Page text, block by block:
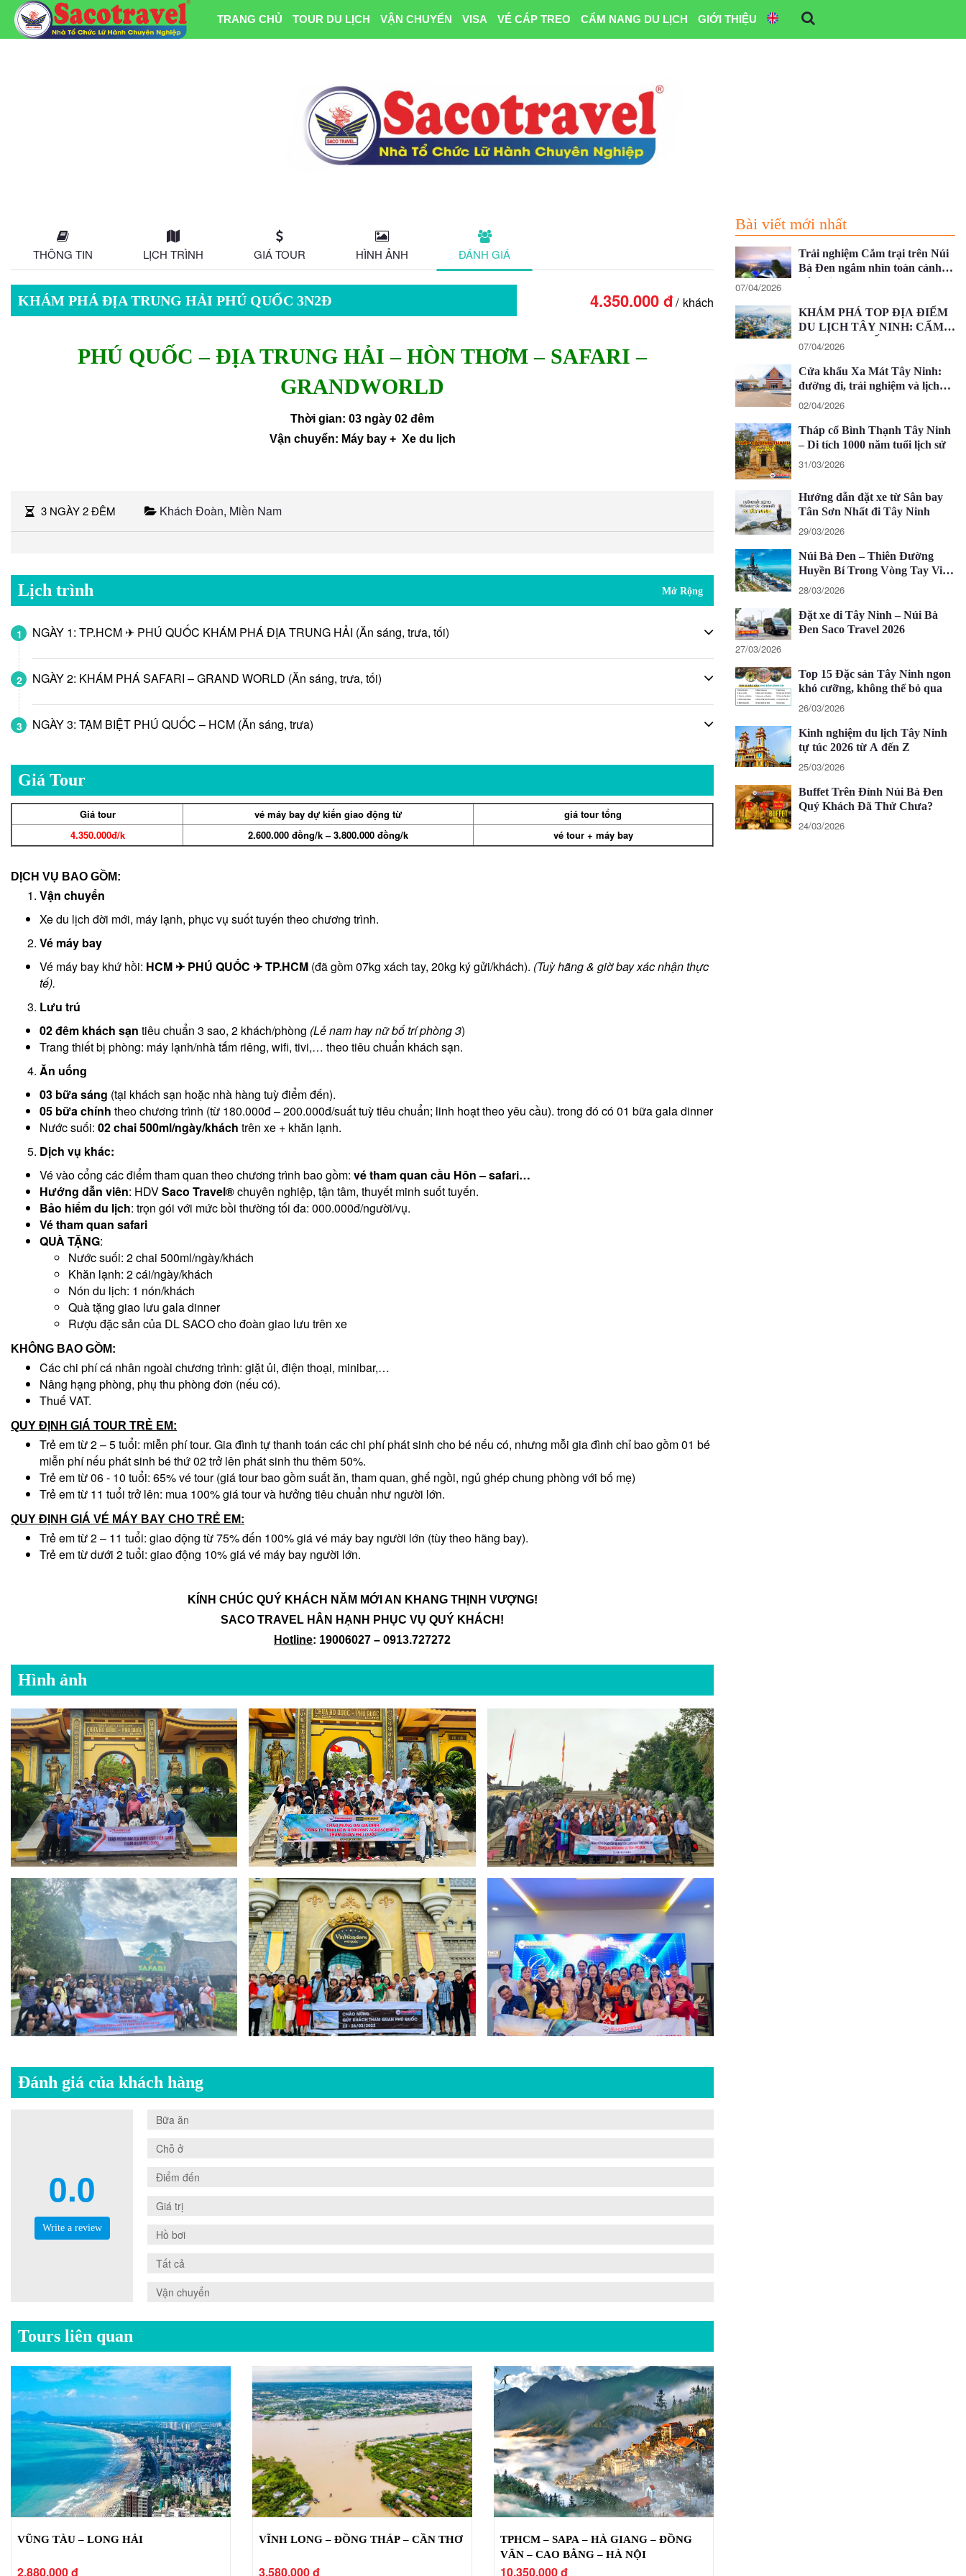
TRANG CHỦ TOUR DU LỊCH VẬN CHUYỂN VISA VÉ CÁP TREO CẨM NANG DU LỊCH GIỚI THIỆU
THÔNG TIN LỊCH TRÌNH GIÁ TOUR HÌNH ẢNH ĐÁNH GIÁ
KHÁM PHÁ ĐỊA TRUNG HẢI PHÚ QUỐC 3N2Đ 4.350.000 đ khách
PHÚ QUỐC – ĐỊA TRUNG HẢI – HÒN THƠM – SAFARI –
GRANDWORLD
Thời gian: 03 ngày 02 đêm
Vận chuyển: Máy bay + Xe du lịch
3 NGÀY 2 ĐÊM Khách Đoàn, Miền Nam
Lịch trình Mở Rộng
1 NGÀY 1: TP.HCM ✈ PHÚ QUỐC KHÁM PHÁ ĐỊA TRUNG HẢI (Ăn sáng, trưa, tối)
2 NGÀY 2: KHÁM PHÁ SAFARI – GRAND WORLD (Ăn sáng, trưa, tối)
3 NGÀY 3: TẠM BIỆT PHÚ QUỐC – HCM (Ăn sáng, trưa)
Giá Tour
Giá tour vé máy bay dự kiến giao động từ
giá tour tổng
4.350.000đ/k
2.600.000 đồng/k– 3.800.000 đồng/k vétour + máy bay
DỊCH VỤ BAO GỒM:
Vận chuyển
Xe du lịch đời mới, máy lạnh, phục vụ suốt tuyến theo chương trình.
Vé máy bay
Vé máy bay khứ hồi: HCM ✈ PHÚ QUỐC ✈ TP.HCM (đã gồm 07kg xách tay, 20kg ký gửi/khách). (Tuỳ hãng & giờ bay xác nhận thực
tế).
Lưu trú
02 đêm khách sạn tiêu chuẩn 3 sao, 2 khách/phòng (Lẻ nam hay nữ bố trí phòng 3)
Trang thiết bị phòng: máy lạnh/nhà tắm riêng, wifi, tivi,… theo tiêu chuẩn khách sạn.
Ăn uống
03 bữa sáng (tại khách sạn hoặc nhà hàng tuỳ điểm đến).
05 bữa chính theo chương trình (từ 180.000đ – 200.000đ/suất tuỳ tiêu chuẩn; linh hoạt theo yêu cầu). trong đó có 01 bữa gala dinner
Nước suối: 02 chai 500ml/ngày/khách trên xe + khăn lạnh.
Dịch vụ khác:
Vé vào cổng các điểm tham quan theo chương trình bao gồm: vé tham quan cầu Hôn – safari…
Hướng dẫn viên: HDVSaco Travel®chuyên nghiệp, tận tâm, thuyết minh suốt tuyến.
Bảo hiểm du lịch: trọn gói với mức bồi thường tối đa: 000.000đ/người/vụ.
Vétham quan safari
QUÀ TẶNG:
Nước suối: 2 chai 500ml/ngày/khách
Khăn lạnh: 2 cái/ngày/khách
Nón du lịch: 1 nón/khách
Quà tặng giao lưu gala dinner
Rượu đặc sản của DL SACO cho đoàn giao lưu trên xe
KHÔNG BAO GỒM:
Các chi phí cá nhân ngoài chương trình: giặt ủi, điện thoại, minibar,…
Nâng hạng phòng, phụ thu phòng đơn (nếu có).
Thuế VAT.
QUY ĐỊNH GIÁ TOUR TRẺ EM:
Trẻ em từ 2 – 5 tuổi: miễn phí tour. Gia đình tự thanh toán các chi phí phát sinh cho bé nếu có, nhưng mỗi gia đình chỉ bao gồm 01 bé
miễn phí nếu phát sinh bé thứ 02 trở lên phát sinh thu thêm 50%.
Trẻ em từ 06 - 10 tuổi: 65% vé tour (giá tour bao gồm suất ăn, tham quan, ghế ngồi, ngủ ghép chung phòng với bố mẹ)
Trẻ em từ 11 tuổi trở lên: mua 100% giá tour và hưởng tiêu chuẩn như người lớn.
QUY ĐỊNH GIÁ VÉ MÁY BAY CHO TRẺ EM:
Trẻ em từ 2 – 11 tuổi: giao động từ 75% đến 100% giá vé máy bay người lớn (tùy theo hãng bay).
Trẻ em từ dưới 2 tuổi: giao động 10% giá vé máy bay người lớn.
KÍNH CHÚC QUÝ KHÁCH NĂM MỚI AN KHANG THỊNH VƯỢNG!
SACO TRAVEL HÂN HẠNH PHỤC VỤ QUÝ KHÁCH!
Hotline: 19006027 – 0913.727272
Hình ảnh
Đánh giá của khách hàng
0.0
Write a review
0.0Bữa ăn
0.0
Chỗ ở
0.0
Điểm đến
0.0
Giá trị
0.0Hồ bơi
0.0
Tất cả
0.0
Vận chuyển
Tours liên quan
VŨNG TÀU – LONG HẢI
2.880.000 đ
VĨNH LONG – ĐỒNG THÁP – CẦN THƠ
3.580.000 đ
TPHCM – SAPA – HÀ GIANG – ĐỒNG
VĂN – CAO BẰNG – HÀ NỘI
10.350.000 đ
Bài viết mới nhất
Trải nghiệm Cắm trại trên Núi
Bà Đen ngắm nhìn toàn cảnh
Tây Ninh
07/04/2026
KHÁM PHÁ TOP ĐỊA ĐIỂM
DU LỊCH TÂY NINH: CẨM
NANG CHI TIẾT 2026
07/04/2026
Cửa khẩu Xa Mát Tây Ninh:
đường đi, trải nghiệm và lịch
trình 1 ngày
02/04/2026
Tháp cổ Bình Thạnh Tây Ninh
– Di tích 1000 năm tuổi lịch sử
31/03/2026
Hướng dẫn đặt xe từ Sân bay
Tân Sơn Nhất đi Tây Ninh
29/03/2026
Núi Bà Đen – Thiên Đường
Huyền Bí Trong Vòng Tay Việt
Nam
28/03/2026
Đặt xe đi Tây Ninh – Núi Bà
Đen Saco Travel 2026
27/03/2026
Top 15 Đặc sản Tây Ninh ngon
khó cưỡng, không thể bỏ qua
26/03/2026
Kinh nghiệm du lịch Tây Ninh
tự túc 2026 từ A đến Z
25/03/2026
Buffet Trên Đỉnh Núi Bà Đen
Quý Khách Đã Thử Chưa?
24/03/2026